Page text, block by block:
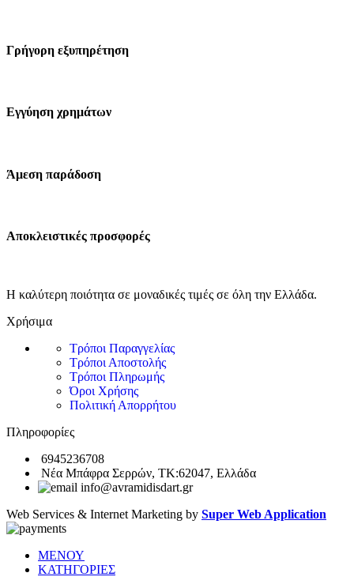
Γρήγορη εξυπηρέτηση
Εγγύηση χρημάτων
Άμεση παράδοση
Αποκλειστικές προσφορές
Η καλύτερη ποιότητα σε μοναδικές τιμές σε όλη την Ελλάδα.
Χρήσιμα
Τρόποι Παραγγελίας
Τρόποι Αποστολής
Τρόποι Πληρωμής
Όροι Χρήσης
Πολιτική Απορρήτου
Πληροφορίες
6945236708
Νέα Μπάφρα Σερρών, ΤΚ:62047, Ελλάδα
info@avramidisdart.gr
Web Services & Internet Marketing by Super Web Application
ΜΕΝΟΥ
ΚΑΤΗΓΟΡΙΕΣ